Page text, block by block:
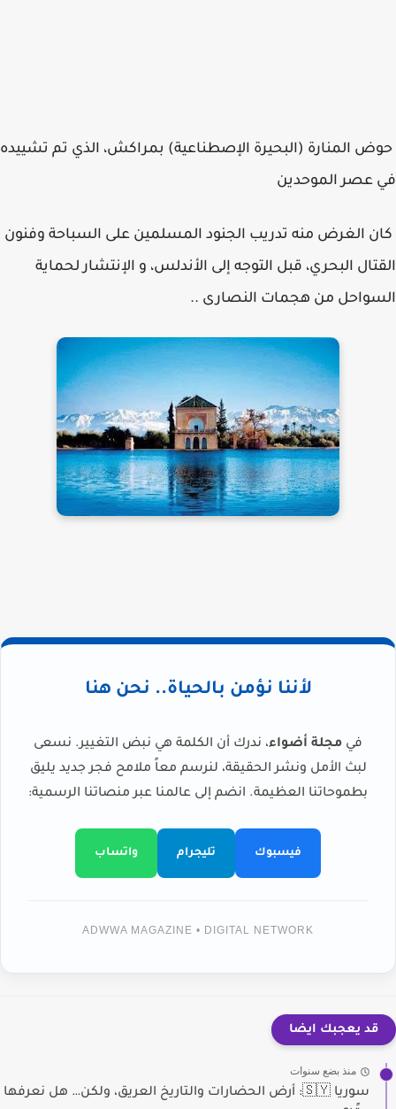
حوض المنارة (البحيرة الإصطناعية) بمراكش، الذي تم تشييده
في عصر الموحدين
كان الغرض منه تدريب الجنود المسلمين على السباحة وفنون
القتال البحري، قبل التوجه إلى الأندلس، و الإنتشار لحماية
السواحل من هجمات النصارى ..
لأننا نؤمن بالحياة.. نحن هنا
في مجلة أضواء، ندرك أن الكلمة هي نبض التغيير. نسعى
لبث الأمل ونشر الحقيقة، لنرسم معاً ملامح فجر جديد يليق
بطموحاتنا العظيمة. انضم إلى عالمنا عبر منصاتنا الرسمية:
فيسبوك تليجرام واتساب
ADWWA MAGAZINE • DIGITAL NETWORK
قد يعجبك ايضا
منذ بضع سنوات
سوريا 🇸🇾: أرض الحضارات والتاريخ العريق، ولكن… هل نعرفها